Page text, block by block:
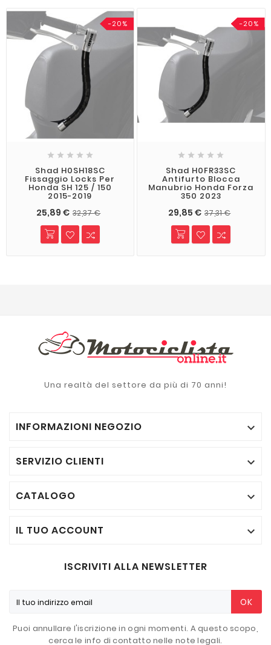
-20%
    
Shad H0SH18SC
Fissaggio Locks Per
Honda SH 125 / 150
2015-2019
25,89 € 32,37 €
-20%
    
Shad H0FR33SC
Antifurto Blocca
Manubrio Honda Forza
350 2023
29,85 € 37,31 €
Una realtà del settore da più di 70 anni!
INFORMAZIONI NEGOZIO 
SERVIZIO CLIENTI 
CATALOGO 
IL TUO ACCOUNT 
ISCRIVITI ALLA NEWSLETTER
OK
Puoi annullare l'iscrizione in ogni momenti. A questo scopo,
cerca le info di contatto nelle note legali.